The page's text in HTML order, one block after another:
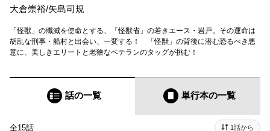
大倉崇裕/矢島司規
「怪獣」の殲滅を使命とする、「怪獣省」の若きエース・岩戸。その運命は
胡乱な刑事・船村と出会い、一変する！ 「怪獣」の背後に潜む恐るべき悪
意に、美しきエリートと老獪なベテランのタッグが挑む！
話の一覧 単行本の一覧
全15話 1話から